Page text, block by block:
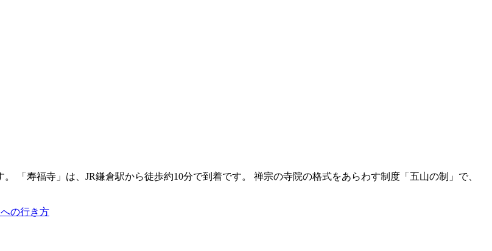
「寿福寺」は、JR鎌倉駅から徒歩約10分で到着です。 禅宗の寺院の格式をあらわす制度「五山の制」で、